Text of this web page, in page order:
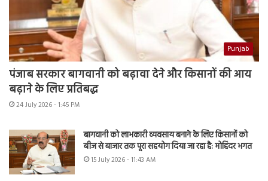
Punjab
पंजाब सरकार बागवानी को बढ़ावा देने और किसानों की आय
बढ़ाने के लिए प्रतिबद्ध
24 July 2026 - 1:45 PM
बागवानी को लाभकारी व्यवसाय बनाने के लिए किसानों को
बीज से बाजार तक पूरा सहयोग दिया जा रहा है: मोहिंदर भगत
15 July 2026 - 11:43 AM